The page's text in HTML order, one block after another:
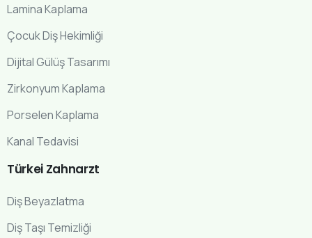
Lamina Kaplama
Çocuk Diş Hekimliği
Dijital Gülüş Tasarımı
Zirkonyum Kaplama
Porselen Kaplama
Kanal Tedavisi
Türkei Zahnarzt
Diş Beyazlatma
Diş Taşı Temizliği